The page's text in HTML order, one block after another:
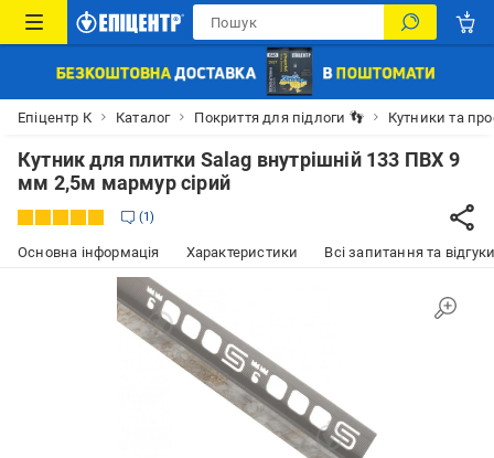
Епіцентр К Каталог Покриття для підлоги 👣 Кутники та
Кутник для плитки Salag внутрішній 133 ПВХ 9
мм 2,5м мармур сірий
1
Основна інформація Характеристики Всі запитання та